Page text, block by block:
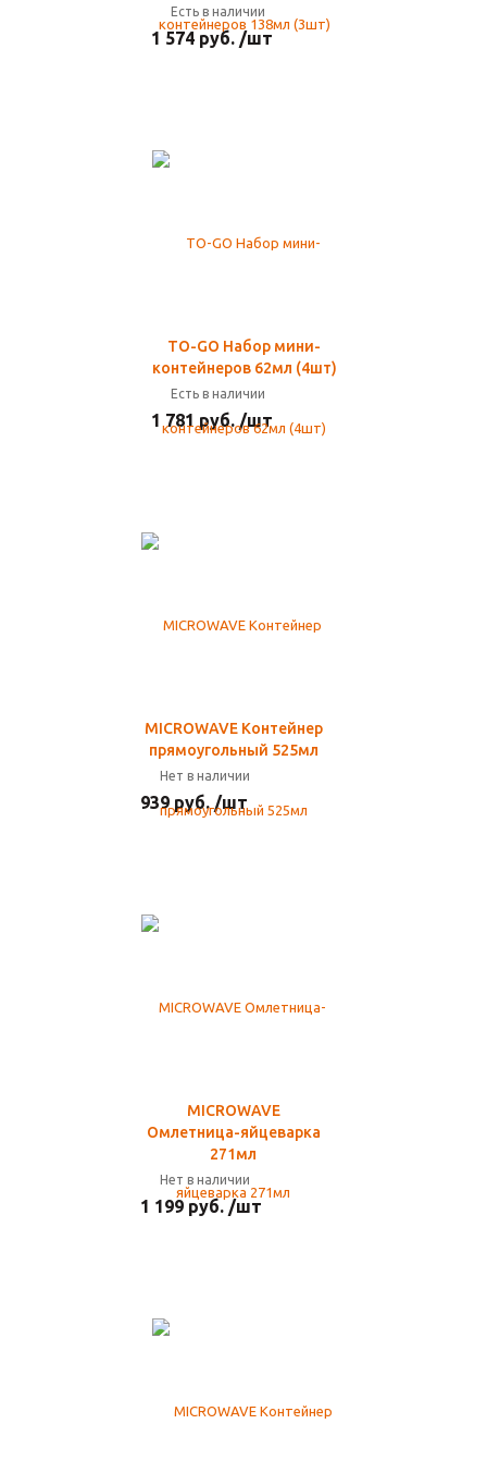
Есть в наличии
1 574 руб. /шт
TO-GO Набор мини-
контейнеров 62мл (4шт)
Есть в наличии
1 781 руб. /шт
MICROWAVE Контейнер
прямоугольный 525мл
Нет в наличии
939 руб. /шт
MICROWAVE
Омлетница-яйцеварка
271мл
Нет в наличии
1 199 руб. /шт